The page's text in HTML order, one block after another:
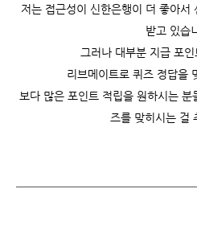
저는 접근성이 신한은행이 더 좋아서
받고 있습
그러나 대부분 지급 포
리브메이트로 퀴즈 정답을
보다 많은 포인트 적립을 원하시는
즈를 맞히시는 걸